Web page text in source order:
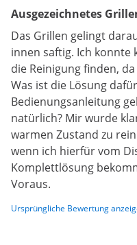
Ausgezeichnetes
Das Grillen gelingt
innen saftig. Ich konnte
die Reinigung finden,
Was ist die Lösung
Bedienungsanleitung
natürlich? Mir wurde
warmen Zustand zu
wenn ich hierfür vom
Komplettlösung
Voraus.
Ursprüngliche Bewertung